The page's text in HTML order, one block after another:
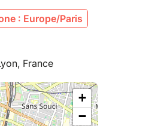
ami(e)s =)
: Europe/Paris
France
+
−